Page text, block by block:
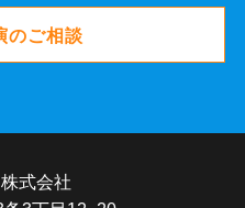
のご相談
式会社